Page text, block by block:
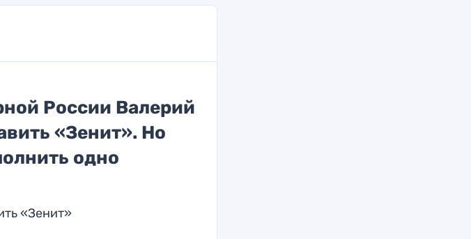
России Валерий
«Зенит». Но
одно
«Зенит»